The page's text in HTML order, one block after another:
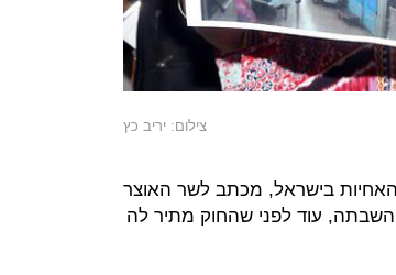
צילום: יריב כץ
בישראל, מכתב לשר האוצר
עוד לפני שהחוק מתיר לה